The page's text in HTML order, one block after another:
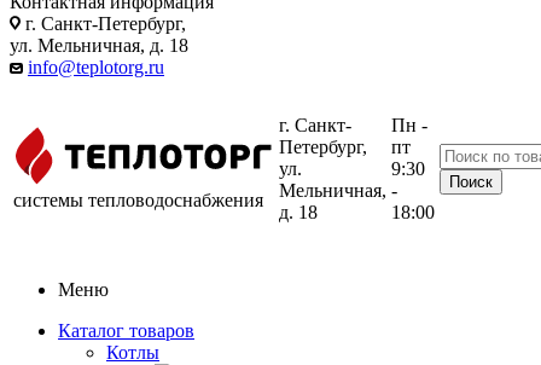
г. Санкт-Петербург,
ул. Мельничная, д. 18
info@teplotorg.ru
системы тепловодоснабжения
г. Санкт-
Петербург,
ул.
Мельничная,
д. 18
Пн -
пт
9:30
-
18:00
Меню
Каталог товаров
Котлы